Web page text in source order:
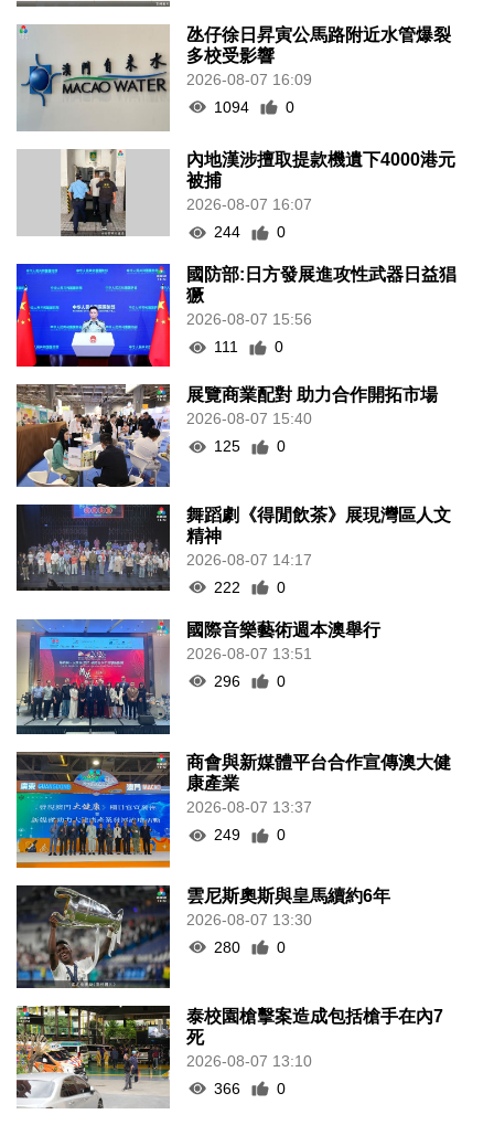
氹仔徐日昇寅公馬路附近水管爆裂
多校受影響
2026-08-07 16:09
1094
0
內地漢涉擅取提款機遺下4000港元
被捕
2026-08-07 16:07
244
0
國防部:日方發展進攻性武器日益猖
獗
2026-08-07 15:56
111
0
展覽商業配對 助力合作開拓市場
2026-08-07 15:40
125
0
舞蹈劇《得閒飲茶》展現灣區人文
精神
2026-08-07 14:17
222
0
國際音樂藝術週本澳舉行
2026-08-07 13:51
296
0
商會與新媒體平台合作宣傳澳大健
康產業
2026-08-07 13:37
249
0
雲尼斯奧斯與皇馬續約6年
2026-08-07 13:30
280
0
泰校園槍擊案造成包括槍手在內7
死
2026-08-07 13:10
366
0